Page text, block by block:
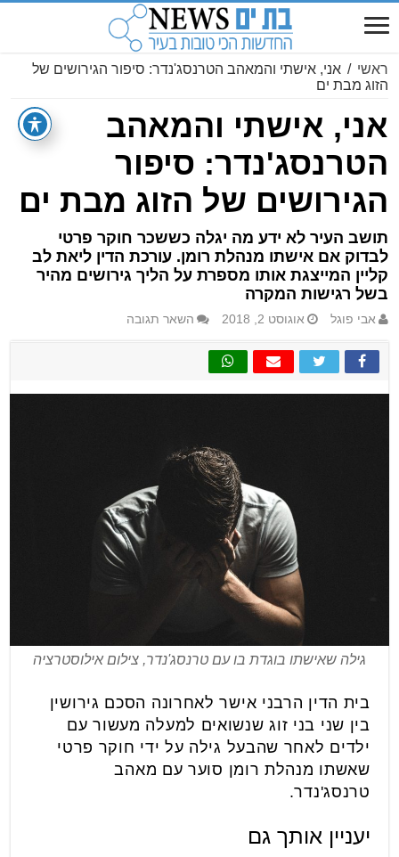
ראשי / אני, אישתי והמאהב הטרנסג'נדר: סיפור הגירושים של
הזוג מבת ים
אני, אישתי והמאהב
הטרנסג'נדר: סיפור
הגירושים של הזוג מבת ים
תושב העיר לא ידע מה יגלה כששכר חוקר פרטי
לבדוק אם אישתו מנהלת רומן. עורכת הדין ליאת לב
קליין המייצגת אותו מספרת על הליך גירושים מהיר
בשל רגישות המקרה
אבי פוגל אוגוסט 2, 2018 השאר תגובה
גילה שאישתו בוגדת בו עם טרנסג'נדר, צילום אילוסטרציה
בית הדין הרבני אישר לאחרונה הסכם גירושין
בין שני בני זוג שנשואים למעלה מעשור עם
ילדים לאחר שהבעל גילה על ידי חוקר פרטי
שאשתו מנהלת רומן סוער עם מאהב
טרנסג'נדר.
יעניין אותך גם